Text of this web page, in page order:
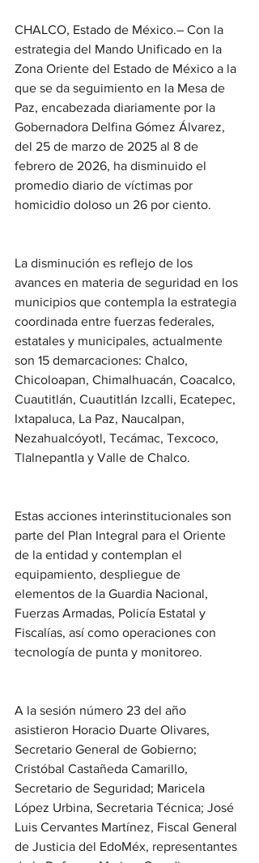
CHALCO, Estado de México.– Con la
estrategia del Mando Unificado en la
Zona Oriente del Estado de México a la
que se da seguimiento en la Mesa de
Paz, encabezada diariamente por la
Gobernadora Delfina Gómez Álvarez,
del 25 de marzo de 2025 al 8 de
febrero de 2026, ha disminuido el
promedio diario de víctimas por
homicidio doloso un 26 por ciento.
La disminución es reflejo de los
avances en materia de seguridad en los
municipios que contempla la estrategia
coordinada entre fuerzas federales,
estatales y municipales, actualmente
son 15 demarcaciones: Chalco,
Chicoloapan, Chimalhuacán, Coacalco,
Cuautitlán, Cuautitlán Izcalli, Ecatepec,
Ixtapaluca, La Paz, Naucalpan,
Nezahualcóyotl, Tecámac, Texcoco,
Tlalnepantla y Valle de Chalco.
Estas acciones interinstitucionales son
parte del Plan Integral para el Oriente
de la entidad y contemplan el
equipamiento, despliegue de
elementos de la Guardia Nacional,
Fuerzas Armadas, Policía Estatal y
Fiscalías, así como operaciones con
tecnología de punta y monitoreo.
A la sesión número 23 del año
asistieron Horacio Duarte Olivares,
Secretario General de Gobierno;
Cristóbal Castañeda Camarillo,
Secretario de Seguridad; Maricela
López Urbina, Secretaria Técnica; José
Luis Cervantes Martínez, Fiscal General
de Justicia del EdoMéx, representantes